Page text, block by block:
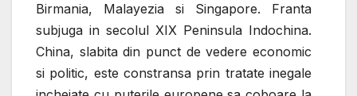
Birmania, Malayezia si Singapore. Franta
subjuga in secolul XIX Peninsula Indochina.
China, slabita din punct de vedere economic
si politic, este constransa prin tratate inegale